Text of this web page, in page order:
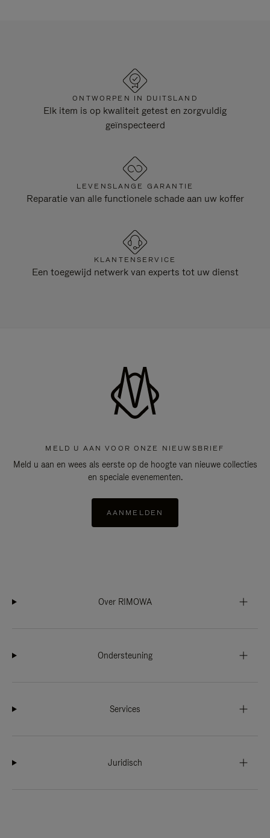
ONTWORPEN IN DUITSLAND
Elk item is op kwaliteit getest en zorgvuldig
geïnspecteerd
LEVENSLANGE GARANTIE
Reparatie van alle functionele schade aan uw koffer
KLANTENSERVICE
Een toegewijd netwerk van experts tot uw dienst
MELD U AAN VOOR ONZE NIEUWSBRIEF
Meld u aan en wees als eerste op de hoogte van nieuwe collecties
en speciale evenementen.
AANMELDEN
Over RIMOWA
Ondersteuning
Services
Juridisch